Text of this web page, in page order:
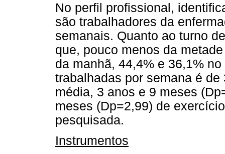
No perfil profissional,
são trabalhadores da
semanais. Quanto ao turno
que, pouco menos da
da manhã, 44,4% e 36,1%
trabalhadas por semana é
média, 3 anos e 9 meses
meses (Dp=2,99) de
pesquisada.
Instrumentos